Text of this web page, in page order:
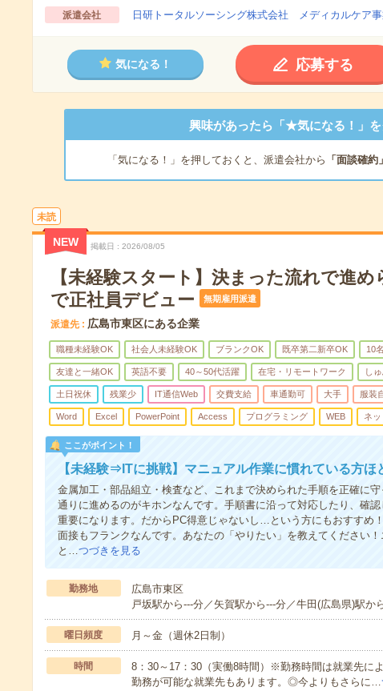
派遣会社 日研トータルソーシング株式会社 メディカルケア
気になる！ 応募する
興味があったら「★気になる！」を
「気になる！」を押しておくと、派遣会社から 「面談確約」
未読
NEW 掲載日 2026/08/05
【未経験スタート】決まった流れで進
で正社員デビュー
無期雇用派遣
派遣先 広島市東区にある企業
職種未経験OK 社会人未経験OK ブランクOK 既卒第二新卒OK 10
友達と一緒OK 英語不要 40～50代活躍 在宅・リモートワーク し
土日祝休 残業少 IT通信Web 交費支給 車通勤可 大手 服装
Word Excel PowerPoint Access プログラミング WEB ネッ
ここがポイント！
【未経験⇒ITに挑戦】マニュアル作業に慣れている方ほ
金属加工・部品組立・検査など、これまで決められた手順を正確に
通りに進めるのがキホンなんです。手順書に沿って対応したり、確
重要になります。だからPC得意じゃないし…という方にもおすすめ！
面接もフランクなんです。あなたの「やりたい」を教えてください
と…つづきを見る
勤務地
広島市東区
戸坂駅から---分／矢賀駅から---分／牛田(広島県)駅か
曜日頻度 月～金（週休2日制）
時間
8：30～17：30（実働8時間）※勤務時間は就業先に
勤務が可能な就業先もあります。◎今よりもさらに…